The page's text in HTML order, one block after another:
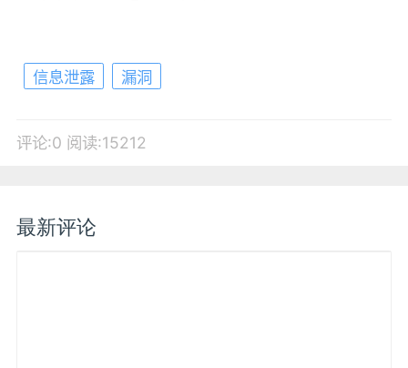
信息泄露 漏洞
评论:0 阅读:15212
最新评论